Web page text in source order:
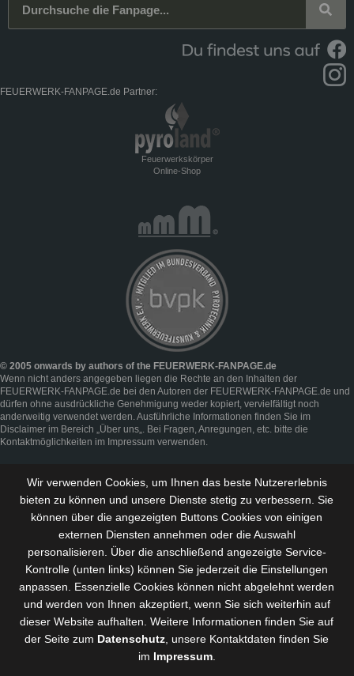
FEUERWERK-FANPAGE.de Partner:
Feuerwerkskörper
Online-Shop
© 2005 onwards by authors of the FEUERWERK-FANPAGE.de
Wenn nicht anders angegeben liegen die Rechte an den Inhalten der
FEUERWERK-FANPAGE.de bei den Autoren der FEUERWERK-FANPAGE.de und
dürfen ohne ausdrückliche Genehmigung weder kopiert, vervielfältigt noch
anderweitig verwendet werden. Ausführliche Informationen finden Sie im
Disclaimer im Bereich „Über uns„. Bei Fragen, Anregungen, etc. bitte die
Kontaktmöglichkeiten im Impressum verwenden.
Wir verwenden Cookies, um Ihnen das beste Nutzererlebnis
bieten zu können und unsere Dienste stetig zu verbessern . Sie
können über die angezeigten Buttons Cookies von einigen
externen Diensten annehmen oder die Auswahl
personalisieren. Über die anschließend angezeigte Service-
Kontrolle (unten links) können Sie jederzeit die Einstellungen
anpassen. Essenzielle Cookies können nicht abgelehnt werden
und werden von Ihnen akzeptiert, wenn Sie sich weiterhin auf
dieser Website aufhalten. Weitere Informationen finden Sie auf
der Seite zum Datenschutz , unsere Kontaktdaten finden Sie
im Impressum.